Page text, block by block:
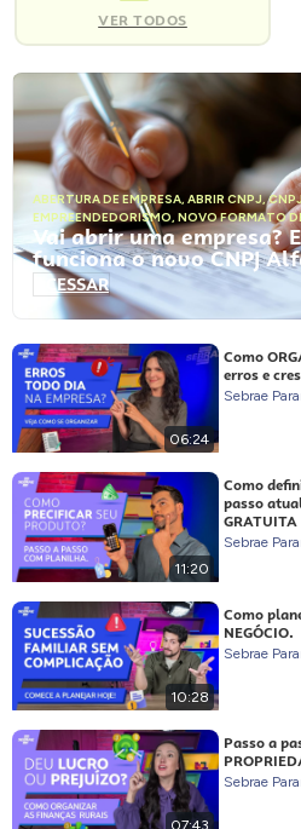
VER TODOS
ABERTURA DE EMPRESA, ABRIR CNPJ,
EMPREENDEDORISMO, NOVO FORMATO
Vai abrir uma empresa?
funciona o novo CNPJ
ACESSAR
06:24
Como
erros e
Sebrae
11:20
Como
passo
GRATUITA
Sebrae
10:28
Como
NEGÓCIO.
Sebrae
07:43
Passo a
Sebrae